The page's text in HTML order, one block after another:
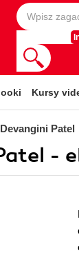
Kursy
Devangini Patel
-